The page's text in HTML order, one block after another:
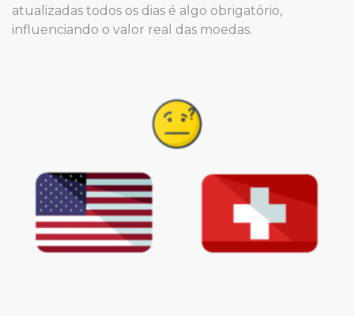
atualizadas todos os dias é algo obrigatório,
influenciando o valor real das moedas.